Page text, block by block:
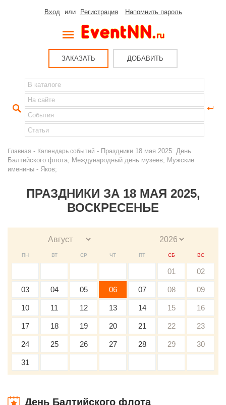
Вход или Регистрация Напомнить пароль
ЗАКАЗАТЬ ДОБАВИТЬ
Главная - Календарь событий - Праздники 18 мая 2025: День
Балтийского флота; Международный день музеев; Мужские
именины - Яков;
ПРАЗДНИКИ ЗА 18 МАЯ 2025,
ВОСКРЕСЕНЬЕ
ПН ВТ СР ЧТ ПТ СБ ВС
01 02
03 04 05 06 07 08 09
10 11 12 13 14 15 16
17 18 19 20 21 22 23
24 25 26 27 28 29 30
31
День Балтийского флота